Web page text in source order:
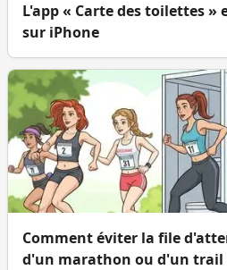
L'app « Carte des toilettes »
sur iPhone
Comment éviter la file
d'un marathon ou d'un trail